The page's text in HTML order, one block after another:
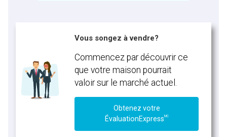
Vous songez à vendre?
Commencez par découvrir ce
que votre maison pourrait
valoir sur le marché actuel.
Obtenez votre
ÉvaluationExpressMC